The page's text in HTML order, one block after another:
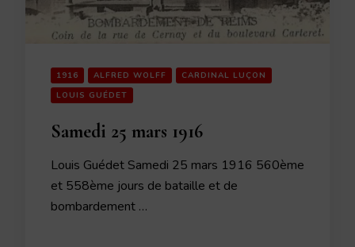
1916 ALFRED WOLFF
CARDINAL LUÇON
LOUIS GUÉDET
Samedi 25 mars 1916
Louis Guédet Samedi 25 mars 1916 560ème
et 558ème jours de bataille et de
bombardement …